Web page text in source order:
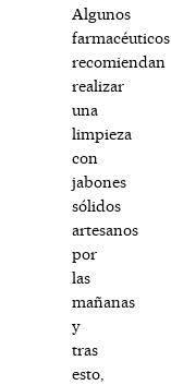
Algunos
farmacéuticos
recomiendan
realizar
una
limpieza
con
jabones
sólidos
artesanos
por
las
mañanas
y
tras
esto,